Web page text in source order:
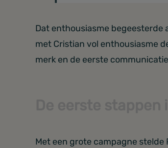
Dat enthousiasme begeesterde
met Cristian vol enthousiasme
merk en de eerste
Met een grote campagne